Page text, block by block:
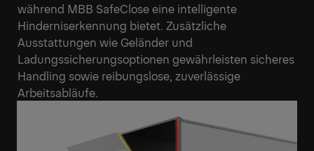
während MBB SafeClose eine intelligente
Hinderniserkennung bietet. Zusätzliche
Ausstattungen wie Geländer und
Ladungssicherungsoptionen gewährleisten sicheres
Handling sowie reibungslose, zuverlässige
Arbeitsabläufe.